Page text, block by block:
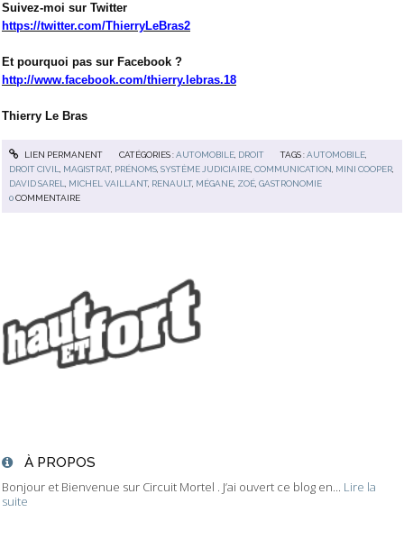
À PROPOS
Bonjour et Bienvenue sur Circuit Mortel . J’ai ouvert ce blog en... Lire la
suite
Suivez-moi sur Twitter
https://twitter.com/ThierryLeBras2
Et pourquoi pas sur Facebook ?
http://www.facebook.com/thierry.lebras.18
Thierry Le Bras
LIEN PERMANENT CATÉGORIES :AUTOMOBILE, DROIT TAGS :AUTOMOBILE
DROIT CIVIL
MAGISTRAT, PRÉNOMS ,SYSTÈME JUDICIAIRE ,COMMUNICATION MINI COOPER
DAVID SAREL
MICHEL VAILLANT, RENAULT, MÉGANE ZOÉ ,GASTRONOMIE
0COMMENTAIRE